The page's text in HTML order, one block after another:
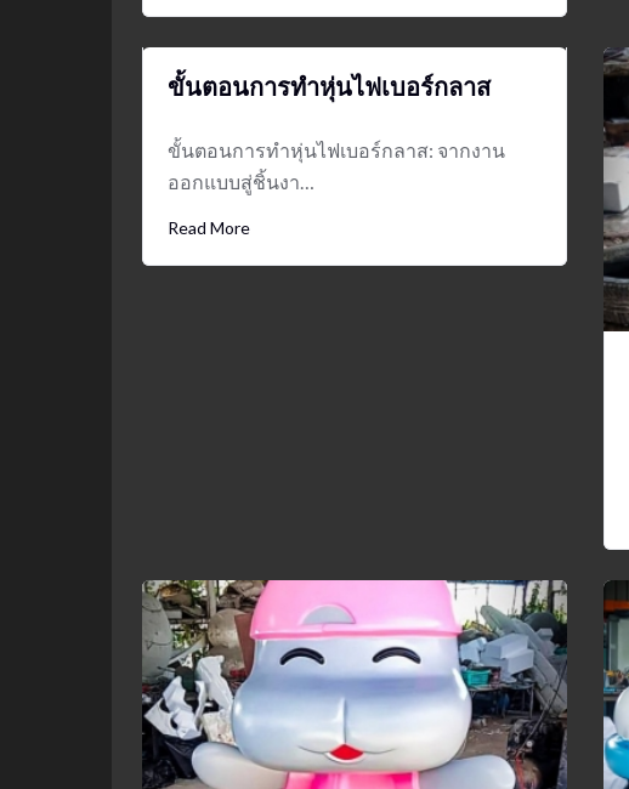
ขั้นตอนการทำหุ่นไฟเบอร์กลาส
ขั้นตอนการทำหุ่นไฟเบอร์กลาส: จากงาน
ออกแบบสู่ชิ้นงา…
Read More